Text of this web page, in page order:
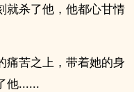
就杀了他，他都心甘情
痛苦之上，带着她的身
他......